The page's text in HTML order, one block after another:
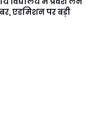
एडमिशन पर बड़ी